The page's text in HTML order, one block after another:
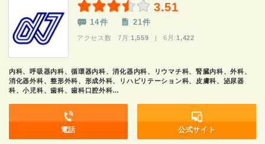
3.51
14件 21件
アクセス数 7月: 1,559 | 6月: 1,422
内科、呼吸器内科、循環器内科、消化器内科、リウマチ科、腎臓内科、外科、
消化器外科、整形外科、形成外科、リハビリテーション科、皮膚科、泌尿器
科、小児科、歯科、歯科口腔外科…
電話 公式サイト